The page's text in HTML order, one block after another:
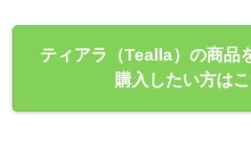
ティアラ（Tealla）の商品
購入したい方は